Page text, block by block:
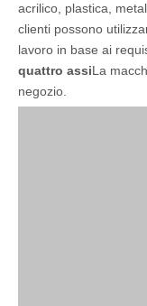
acrilico, plastica,
clienti possono
lavoro in base ai
quattro assiLa
negozio.